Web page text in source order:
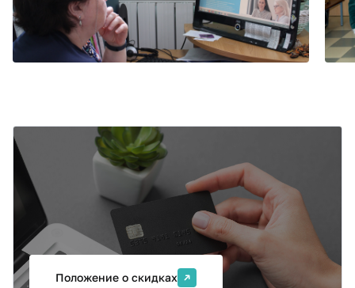
Оплата и налоговый вычет
Возможна поэтапная оплата, оплата из средств
материнского капитала, скидки на обучение в
соответствии с Положением о скидках. После
обучения Вы можете получить налоговый вычет до
13% стоимости программы.
Положение о скидках